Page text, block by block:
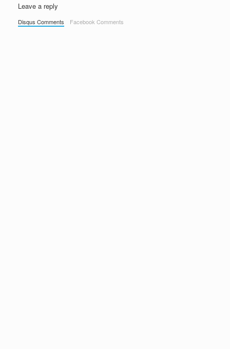
Leave a reply
Disqus Comments Facebook Comments